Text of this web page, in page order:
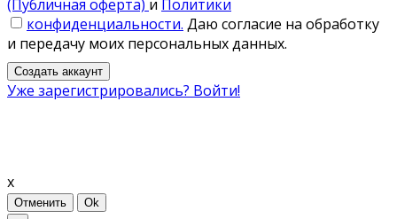
(Публичная оферта) и Политики
конфиденциальности. Даю согласие на обработку
и передачу моих персональных данных.
Создать аккаунт
Уже зарегистрировались? Войти!
x
Отменить
Ok